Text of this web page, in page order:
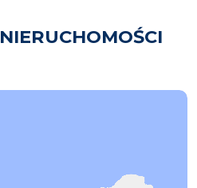
NIERUCHOMOŚCI